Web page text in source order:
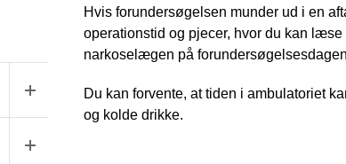
Hvis forundersøgelsen munder ud i en
operationstid og pjecer, hvor du kan
narkoselægen på
Du kan forvente, at tiden i ambulatoriet
og kolde drikke.